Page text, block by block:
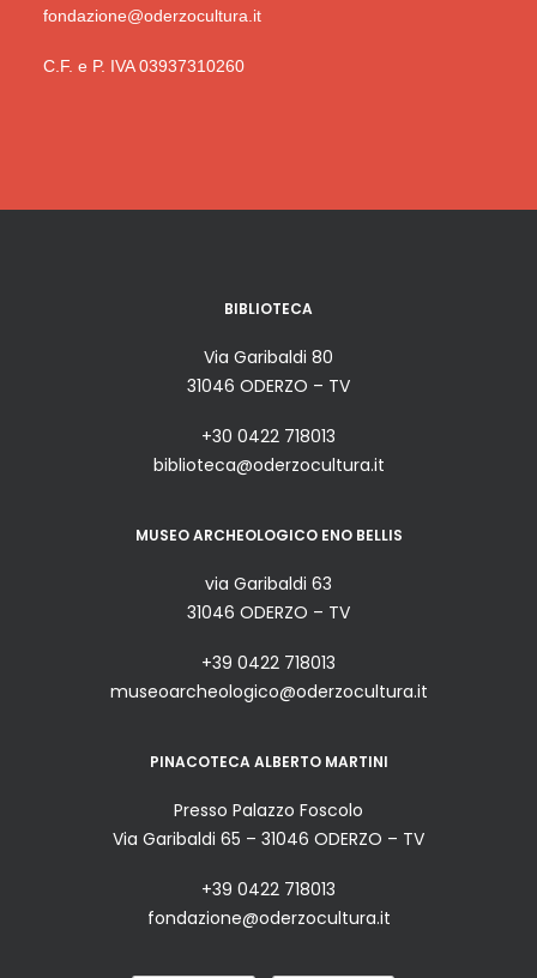
fondazione@oderzocultura.it
C.F. e P. IVA 03937310260
BIBLIOTECA
Via Garibaldi 80
31046 ODERZO – TV
+30 0422 718013
biblioteca@oderzocultura.it
MUSEO ARCHEOLOGICO ENO BELLIS
via Garibaldi 63
31046 ODERZO – TV
+39 0422 718013
museoarcheologico@oderzocultura.it
PINACOTECA ALBERTO MARTINI
Presso Palazzo Foscolo
Via Garibaldi 65 – 31046 ODERZO – TV
+39 0422 718013
fondazione@oderzocultura.it